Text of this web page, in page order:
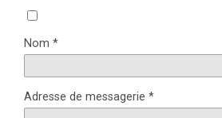
Nom *
Adresse de messagerie *